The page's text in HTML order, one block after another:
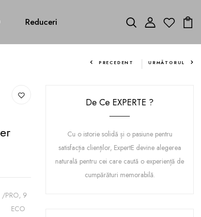
Reduceri
PRECEDENT URMĂTORUL
/PRO, 9
ECO
De Ce EXPERTE ?
Cu o istorie solidă și o pasiune pentru
satisfacția clienților, ExpertE devine alegerea
naturală pentru cei care caută o experiență de
cumpărături memorabilă.